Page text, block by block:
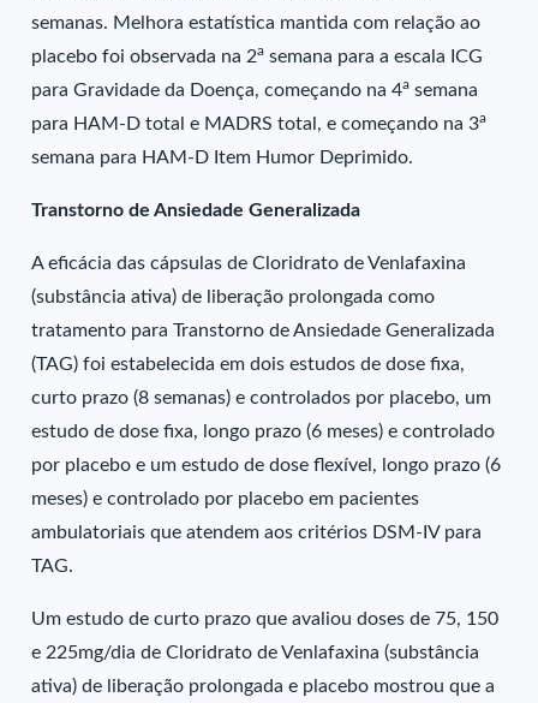
semanas. Melhora estatística mantida com relação ao
placebo foi observada na 2a semana para a escala ICG
para Gravidade da Doença, começando na 4a semana
para HAM-D total e MADRS total, e começando na 3a
semana para HAM-D Item Humor Deprimido.
Transtorno de Ansiedade Generalizada
A eficácia das cápsulas de Cloridrato de Venlafaxina
(substância ativa) de liberação prolongada como
tratamento para Transtorno de Ansiedade Generalizada
(TAG) foi estabelecida em dois estudos de dose fixa,
curto prazo (8 semanas) e controlados por placebo, um
estudo de dose fixa, longo prazo (6 meses) e controlado
por placebo e um estudo de dose flexível, longo prazo (6
meses) e controlado por placebo em pacientes
ambulatoriais que atendem aos critérios DSM-IV para
TAG.
Um estudo de curto prazo que avaliou doses de 75, 150
e 225mg/dia de Cloridrato de Venlafaxina (substância
ativa) de liberação prolongada e placebo mostrou que a